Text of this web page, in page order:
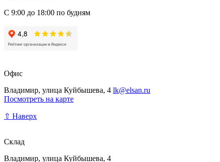
С 9:00 до 18:00 по будням
Офис
Владимир, улица Куйбышева, 4 lk@elsan.ru
Посмотреть на карте
⇧ Наверх
Склад
Владимир, улица Куйбышева, 4